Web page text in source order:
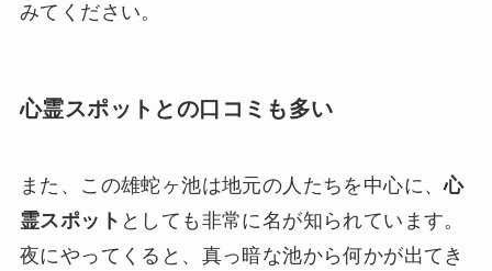
みてください。
心霊スポットとの口コミも多い
また、この雄蛇ヶ池は地元の人たちを中心に、心
霊スポット としても非常に名が知られています。
夜にやってくると、真っ暗な池から何かが出てき